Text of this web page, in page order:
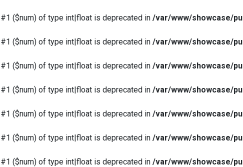
($num) of type int|float is deprecated in /var/www/showcase/
($num) of type int|float is deprecated in /var/www/showcase/
($num) of type int|float is deprecated in /var/www/showcase/
($num) of type int|float is deprecated in /var/www/showcase/
($num) of type int|float is deprecated in /var/www/showcase/
($num) of type int|float is deprecated in /var/www/showcase/
($num) of type int|float is deprecated in /var/www/showcase/